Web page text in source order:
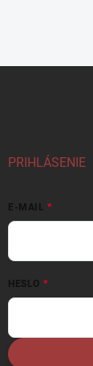
PRIHLÁSENIE
E-MAIL
HESLO